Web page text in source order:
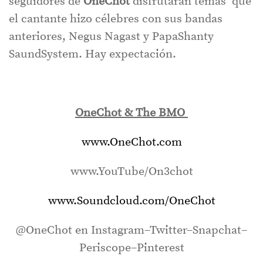
el cantante hizo célebres con sus bandas
anteriores, Negus Nagast y PapaShanty
SaundSystem. Hay expectación.
OneChot & The BMO
www.OneChot.com
www.YouTube/On3chot
www.Soundcloud.com/OneChot
@OneChot en Instagram–Twitter–Snapchat–
Periscope–Pinterest